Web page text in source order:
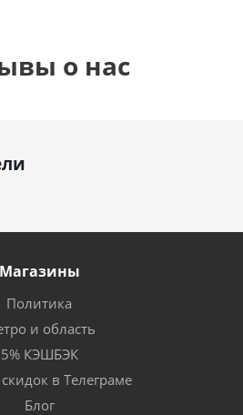
о нас
Магазины
Политика
и область
5% КЭШБЭК
в Телеграме
Блог